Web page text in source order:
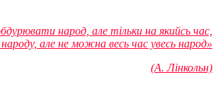
народ, але тільки на якийсь час,
але не можна весь час увесь народ»
(А. Лінкольн)